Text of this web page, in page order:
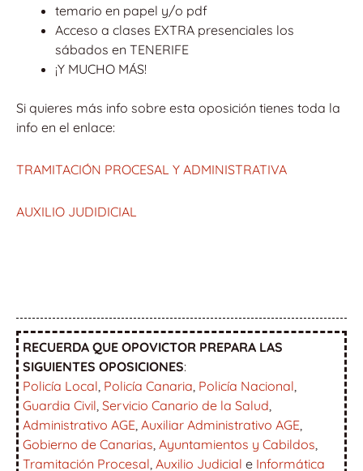
temario en papel y/o pdf
Acceso a clases EXTRA presenciales los
sábados en TENERIFE
¡Y MUCHO MÁS!
Si quieres más info sobre esta oposición tienes toda la
info en el enlace:
TRAMITACIÓN PROCESAL Y ADMINISTRATIVA
AUXILIO JUDIDICIAL
RECUERDA QUE OPOVICTOR PREPARA LAS
SIGUIENTES OPOSICIONES:
Policía Local Policía Canaria Policía Nacional
Guardia Civil Servicio Canario de la Salud
Administrativo AGE Auxiliar Administrativo AGE
Gobierno de Canarias Ayuntamientos y Cabildos
Tramitación Procesal Auxilio Judicial e Informática